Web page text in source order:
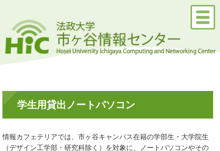
学生用貸出ノートパソコン
情報カフェテリアでは、市ヶ谷キャンパス在籍の学部生・大学院生
（デザイン工学部・研究科除く）を対象に、ノートパソコンやその